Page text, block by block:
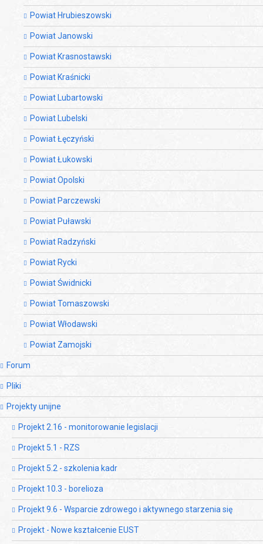
Powiat Hrubieszowski
Powiat Janowski
Powiat Krasnostawski
Powiat Kraśnicki
Powiat Lubartowski
Powiat Lubelski
Powiat Łęczyński
Powiat Łukowski
Powiat Opolski
Powiat Parczewski
Powiat Puławski
Powiat Radzyński
Powiat Rycki
Powiat Świdnicki
Powiat Tomaszowski
Powiat Włodawski
Powiat Zamojski
Forum
Pliki
Projekty unijne
Projekt 2.16 - monitorowanie legislacji
Projekt 5.1 - RZS
Projekt 5.2 - szkolenia kadr
Projekt 10.3 - borelioza
Projekt 9.6 - Wsparcie zdrowego i aktywnego starzenia się
Projekt - Nowe kształcenie EUST